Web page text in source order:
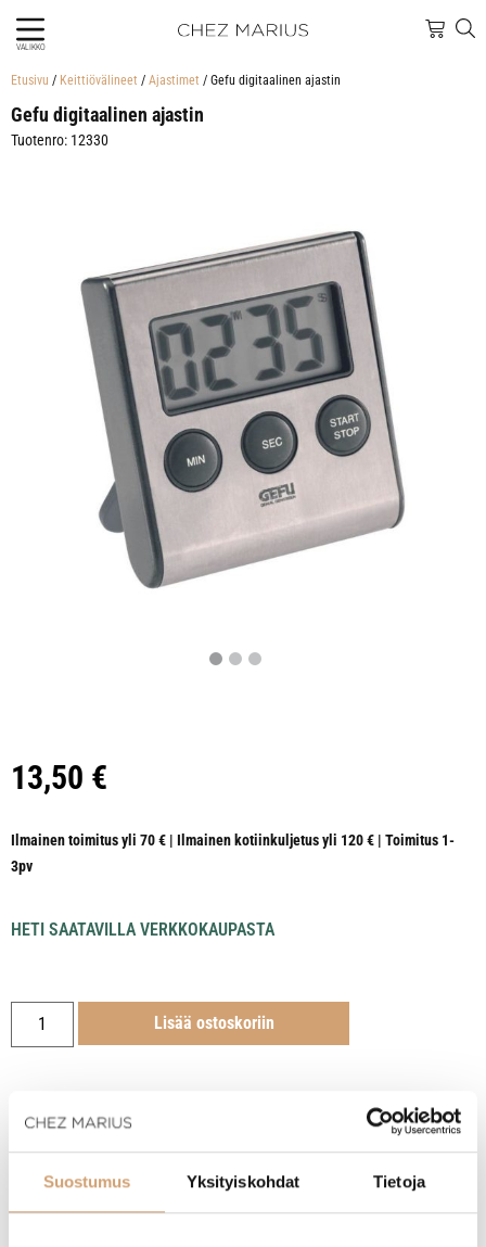
Suostumus Yksityiskohdat Tietoja
VALIKKO
Etusivu / Keittiövälineet / Ajastimet / Gefu digitaalinen ajastin
Gefu digitaalinen ajastin
Tuotenro: 12330
13,50 €
Ilmainen toimitus yli 70 € | Ilmainen kotiinkuljetus yli 120 € | Toimitus 1-
3pv
HETI SAATAVILLA VERKKOKAUPASTA
Lisää ostoskoriin
Tuotekuvaus